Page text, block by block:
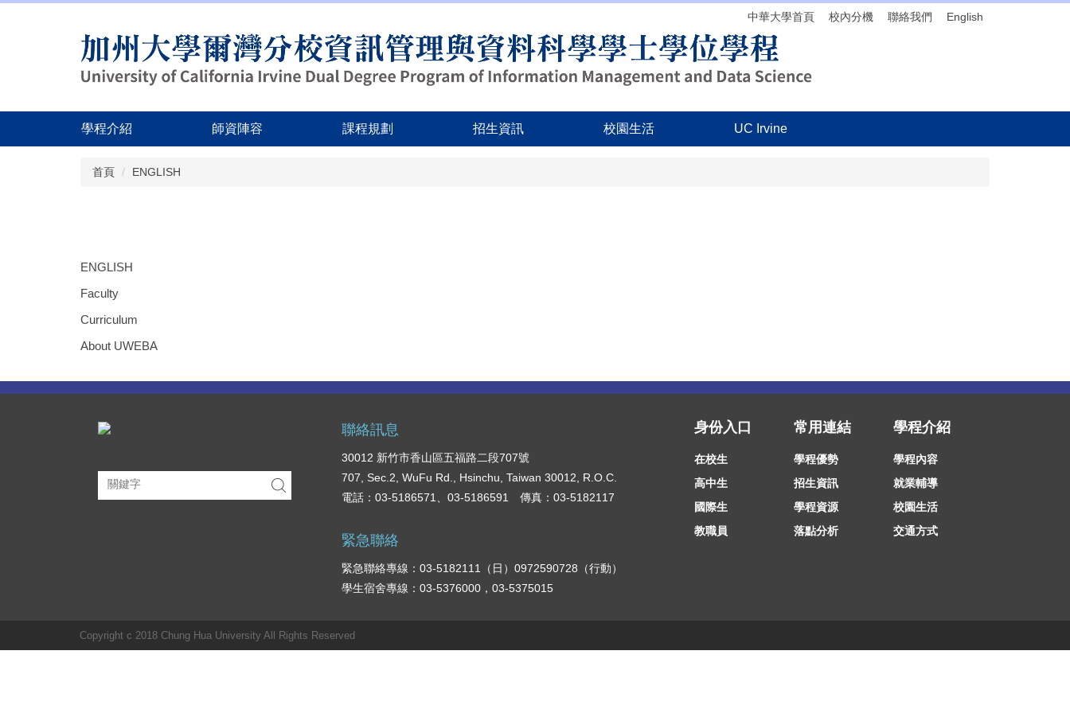
區
中華大學首頁 校內分機 聯絡我們 English
學程介紹 師資陣容 課程規劃 招生資訊 校園生活 UC Irvine
首頁 ENGLISH
ENGLISH
Faculty
Curriculum
About UWEBA
聯絡訊息
30012 新竹市香山區五福路二段707號
707, Sec.2, WuFu Rd., Hsinchu, Taiwan 30012, R.O.C.
電話：03-5186571、03-5186591 傳真：03-5182117
緊急聯絡
緊急聯絡專線：03-5182111（日）0972590728（行動）
學生宿舍專線：03-5376000，03-5375015
身份入口
在校生
高中生
國際生
教職員
常用連結
學程優勢
招生資訊
學程資源
落點分析
學程介紹
學程內容
就業輔導
校園生活
交通方式
Copyright c 2018 Chung Hua University All Rights Reserved